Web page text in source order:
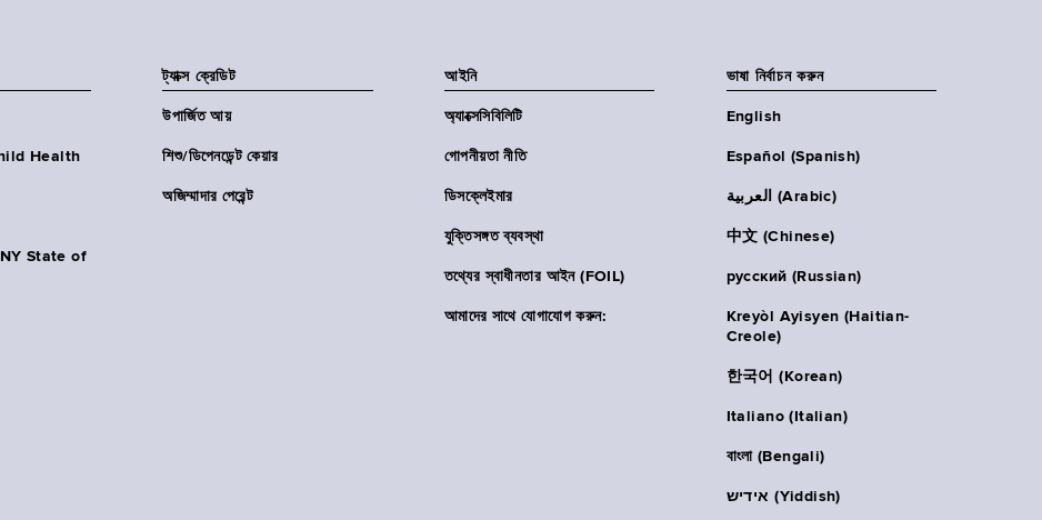
Health
(NY State of
ট্যাক্স ক্রেডিট
উপার্জিত আয়
শিশু/ডিপেনডেন্ট কেয়ার
অজিম্মাদার পেরেন্ট
আইনি
অ্যাক্সেসিবিলিটি
গোপনীয়তা নীতি
ডিসক্লেইমার
যুক্তিসঙ্গত ব্যবস্থা
তথ্যের স্বাধীনতার আইন (FOIL)
আমাদের সাথে যোগাযোগ করুন:
ভাষা নির্বাচন করুন
English
Español (Spanish)
العربية (Arabic)
中文 (Chinese)
русский (Russian)
Kreyòl Ayisyen (Haitian-
Creole)
한국어 (Korean)
Italiano (Italian)
বাংলা (Bengali)
אידיש (Yiddish)